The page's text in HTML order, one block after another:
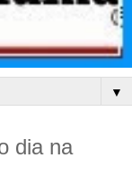
▼
dia na